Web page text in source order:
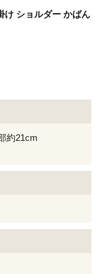
け ショルダー かばん
約21cm